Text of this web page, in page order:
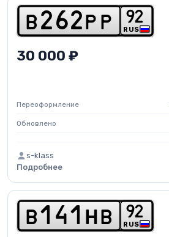
b 2 6 2 p p RUS
92
30 000 ₽
Переоформление
Обновлено
s-klass
Подробнее
b 1 4 1 h b RUS
92